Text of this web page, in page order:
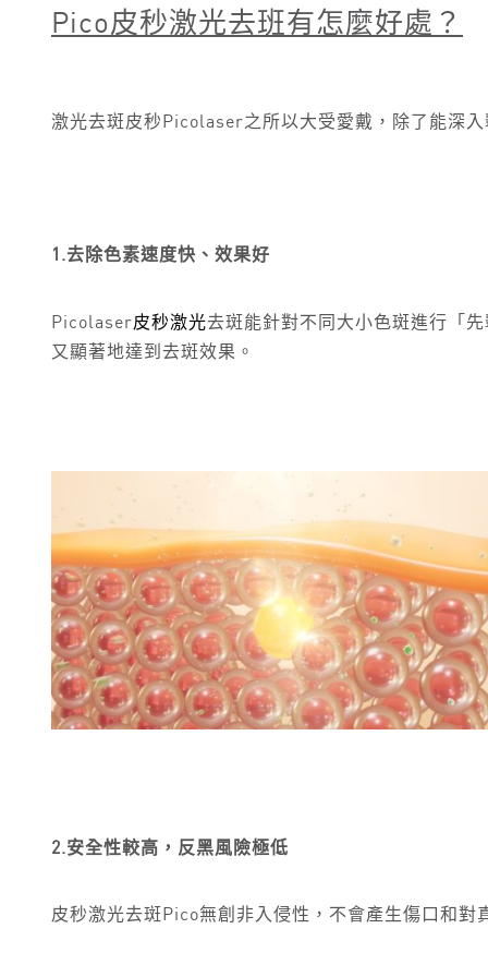
Pico皮秒激光去班有怎麼好處？
激光去斑皮秒Picolaser之所以大受愛戴，除了能深
1.去除色素速度快、效果好
Picolaser皮秒激光去斑能針對不同大小色斑進行「
又顯著地達到去斑效果。
2.安全性較高，反黑風險極低
皮秒激光去斑Pico無創非入侵性，不會產生傷口和